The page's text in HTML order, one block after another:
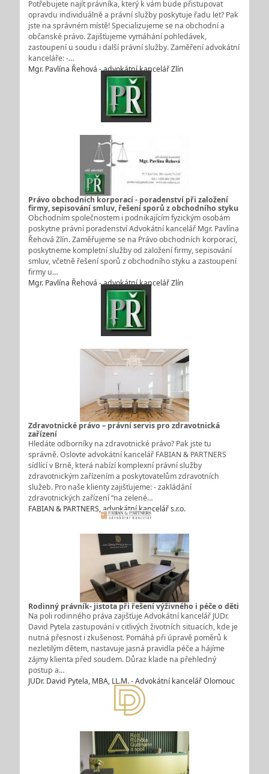
Potřebujete najít právníka, který k vám bude přistupovat
opravdu individuálně a právní služby poskytuje řadu let? Pak
jste na správném místě! Specializujeme se na obchodní a
občanské právo. Zajišťujeme vymáhání pohledávek,
zastoupení u soudu i další právní služby. Zaměření advokátní
kanceláře: -…
Mgr. Pavlína Řehová - advokátní kancelář Zlín
Právo obchodních korporací - poradenství při založení
firmy, sepisování smluv, řešení sporů z obchodního styku
Obchodním společnostem i podnikajícím fyzickým osobám
poskytne právní poradenství Advokátní kancelář Mgr. Pavlína
Řehová Zlín. Zaměřujeme se na Právo obchodních korporací,
poskytneme kompletní služby od založení firmy, sepisování
smluv, včetně řešení sporů z obchodního styku a zastoupení
firmy u…
Mgr. Pavlína Řehová - advokátní kancelář Zlín
Zdravotnické právo – právní servis pro zdravotnická
zařízení
Hledáte odborníky na zdravotnické právo? Pak jste tu
správně. Oslovte advokátní kancelář FABIAN & PARTNERS
sídlící v Brně, která nabízí komplexní právní služby
zdravotnickým zařízením a poskytovatelům zdravotních
služeb. Pro naše klienty zajišťujeme: - zakládání
zdravotnických zařízení “na zelené…
FABIAN & PARTNERS, advokátní kancelář s.r.o.
Rodinný právník- jistota při řešení výživného i péče o děti
Na poli rodinného práva zajišťuje Advokátní kancelář JUDr.
David Pytela zastupování v citlivých životních situacích, kde je
nutná přesnost i zkušenost. Pomáhá při úpravě poměrů k
nezletilým dětem, nastavuje jasná pravidla péče a hájíme
zájmy klienta před soudem. Důraz klade na přehledný
postup a…
JUDr. David Pytela, MBA, LL.M. - Advokátní kancelář Olomouc